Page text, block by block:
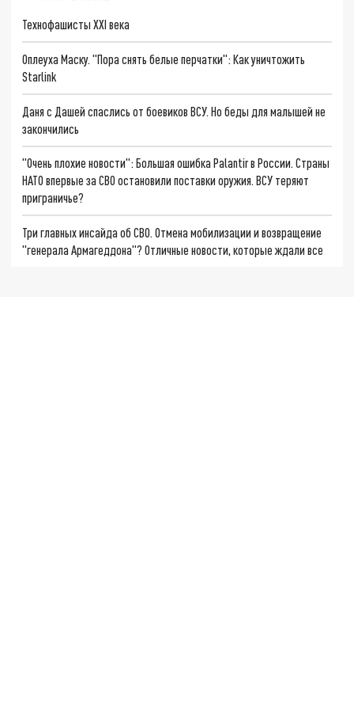
Технофашисты XXI века
Оплеуха Маску. "Пора снять белые перчатки": Как уничтожить
Starlink
Даня с Дашей спаслись от боевиков ВСУ. Но беды для малышей не
закончились
"Очень плохие новости": Большая ошибка Palantir в России. Страны
НАТО впервые за СВО остановили поставки оружия. ВСУ теряют
приграничье?
Три главных инсайда об СВО. Отмена мобилизации и возвращение
"генерала Армагеддона"? Отличные новости, которые ждали все